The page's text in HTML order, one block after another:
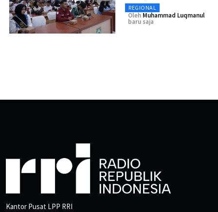
REGIONAL
Oleh Muhammad Luqmanul
baru saja
Kantor Pusat LPP RRI